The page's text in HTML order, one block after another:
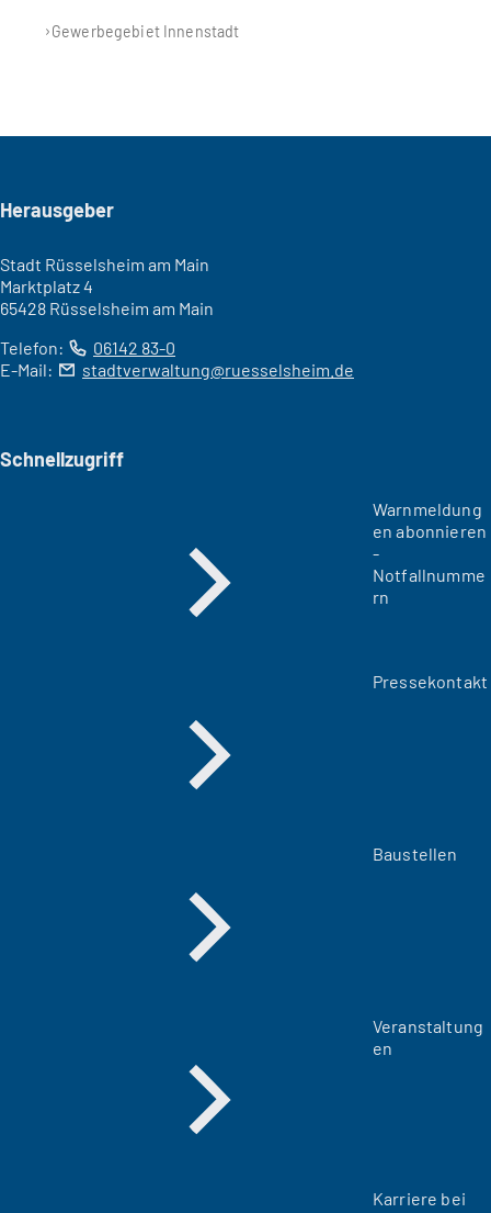
Gewerbegebiet Innenstadt
Seitenfuß
Herausgeber
Stadt Rüsselsheim am Main
Marktplatz 4
65428 Rüsselsheim am Main
Telefon:
06142 83-0
E-Mail:
stadtverwaltung ruesselsheim de
Schnellzugriff
Warnmeldung
en abonnieren
-
Notfallnumme
rn
Pressekontakt
Baustellen
Veranstaltung
en
Karriere bei